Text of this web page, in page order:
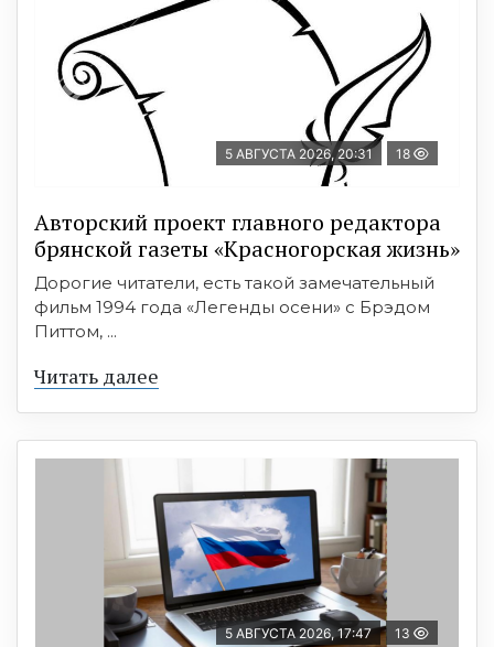
5 АВГУСТА 2026, 20:31 18
Авторский проект главного редактора
брянской газеты «Красногорская жизнь»
Дорогие читатели, есть такой замечательный
фильм 1994 года «Легенды осени» с Брэдом
Питтом, ...
Читать далее
5 АВГУСТА 2026, 17:47 13